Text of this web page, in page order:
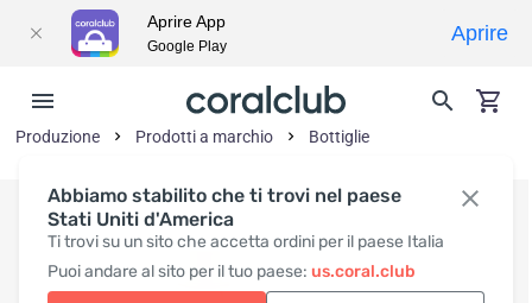
Abbiamo stabilito che ti trovi nel paese
Stati Uniti d'America
Ti trovi su un sito che accetta ordini per il paese Italia
Puoi andare al sito per il tuo paese: us.coral.club
Produzione Prodotti a marchio Bottiglie
Aprire App
Google Play
Aprire